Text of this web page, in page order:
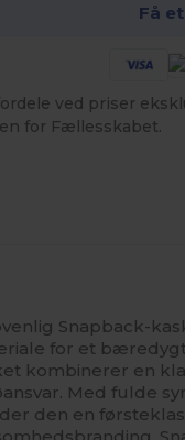
Få
ved priser
for Fællesskabet.
Snapback-
for et
kombinerer en
Med fulde
den en